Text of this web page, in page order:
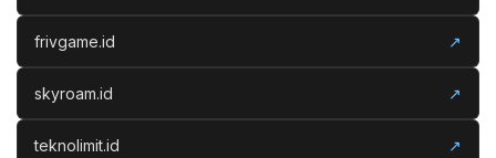
frivgame.id ↗
skyroam.id ↗
teknolimit.id ↗